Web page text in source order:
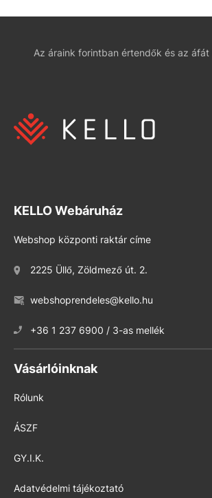
Az áraink forintban értendők és az
KELLO Webáruház
Webshop központi raktár címe
2225 Üllő, Zöldmező út. 2.
webshoprendeles@kello.hu
+36 1 237 6900 / 3-as mellék
Vásárlóinknak
Rólunk
ÁSZF
GY.I.K.
Adatvédelmi tájékoztató